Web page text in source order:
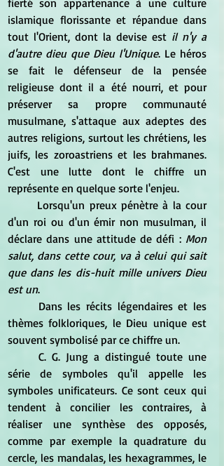
islamique florissante et répandue dans
tout l'Orient, dont la devise est il n'y a
d'autre dieu que Dieu l'Unique. Le héros
se fait le défenseur de la pensée
religieuse dont il a été nourri, et pour
préserver sa propre communauté
musulmane, s'attaque aux adeptes des
autres religions, surtout les chrétiens, les
juifs, les zoroastriens et les brahmanes.
C'est une lutte dont le chiffre un
représente en quelque sorte l'enjeu.
d'un roi ou d'un émir non musulman, il
déclare dans une attitude de défi : Mon
salut, dans cette cour, va à celui qui sait
que dans les dis-huit mille univers Dieu
est un.
thèmes folkloriques, le Dieu unique est
souvent symbolisé par ce chiffre un.
série de symboles qu'il appelle les
symboles unificateurs. Ce sont ceux qui
tendent à concilier les contraires, à
réaliser une synthèse des opposés,
comme par exemple la quadrature du
cercle, les mandalas, les hexagrammes, le